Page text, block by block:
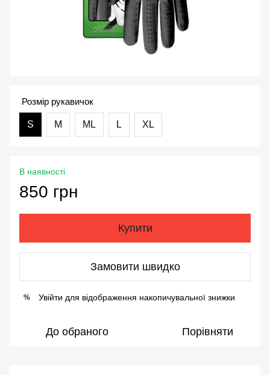
Розмір рукавичок
S M ML L XL
В наявності
850 грн
Купити
Замовити швидко
% Увійти для відображення накопичувальної знижки
До обраного Порівняти